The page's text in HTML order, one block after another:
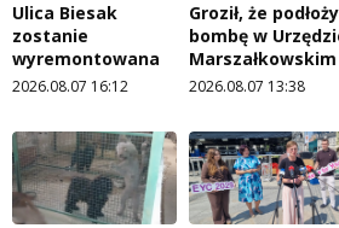
Ulica Biesak
zostanie
wyremontowana
2026.08.07 16:12
Groził, że podłoży
bombę w
Marszałkowskim
2026.08.07 13:38